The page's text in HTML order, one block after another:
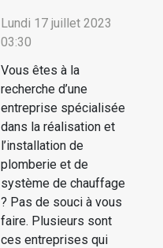
Lundi 17 juillet 2023
03:30
Vous êtes à la
recherche d’une
entreprise spécialisée
dans la réalisation et
l’installation de
plomberie et de
système de chauffage
? Pas de souci à vous
faire. Plusieurs sont
ces entreprises qui